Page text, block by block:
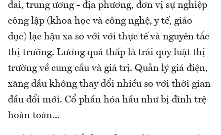
đai, trung ương - địa phương, đơn vị sự nghiệp
công lập (khoa học và công nghệ, y tế, giáo
dục) lạc hậu xa so với với thực tế và nguyên tắc
thị trường. Lương quá thấp là trái quy luật thị
trường về cung cầu và giá trị. Quản lý giá điện,
xăng dầu không thay đổi nhiều so với thời gian
đầu đổi mới. Cổ phần hóa hầu như bị đình trệ
hoàn toàn...